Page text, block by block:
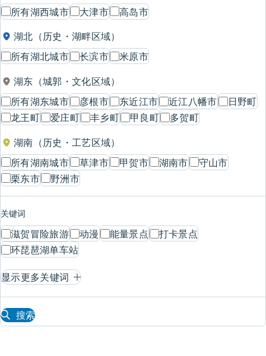
所有湖西城市
大津市
高岛市
湖北（历史・湖畔区域）
所有湖北城市
长滨市
米原市
湖东（城郭・文化区域）
所有湖东城市
彦根市 东近江市 近江八幡市
日野町
龙王町
爱庄町 丰乡町 甲良町
多贺町
湖南（历史・工艺区域）
所有湖南城市
草津市 甲贺市 湖南市
守山市
栗东市
野洲市
关键词
滋贺冒险旅游 动漫 能量景点
打卡景点
环琵琶湖单车站
显示更多关键词
搜索